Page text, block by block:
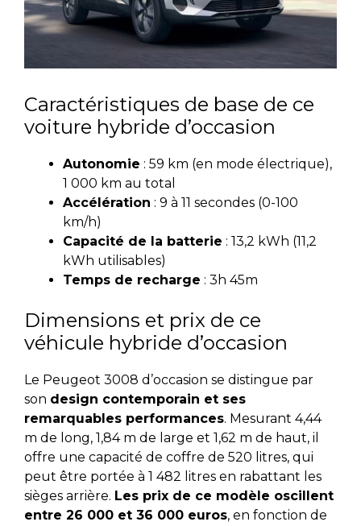
Caractéristiques de base de ce
voiture hybride d’occasion
Autonomie : 59 km (en mode électrique),
1 000 km au total
Accélération : 9 à 11 secondes (0-100
km/h)
Capacité de la batterie : 13,2 kWh (11,2
kWh utilisables)
Temps de recharge : 3h 45m
Dimensions et prix de ce
véhicule hybride d’occasion
Le Peugeot 3008 d’occasion se distingue par
son design contemporain et ses
remarquables performances. Mesurant 4,44
m de long, 1,84 m de large et 1,62 m de haut, il
offre une capacité de coffre de 520 litres, qui
peut être portée à 1 482 litres en rabattant les
sièges arrière. Les prix de ce modèle oscillent
entre 26 000 et 36 000 euros, en fonction de